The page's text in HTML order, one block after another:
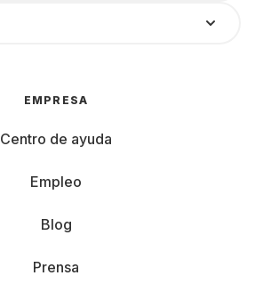
EMPRESA
Centro de ayuda
Empleo
Blog
Prensa